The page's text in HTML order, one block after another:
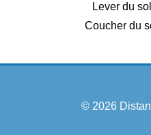
Lever du
Coucher du
© 2026